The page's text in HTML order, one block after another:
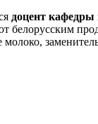
доцент кафедры
белорусским